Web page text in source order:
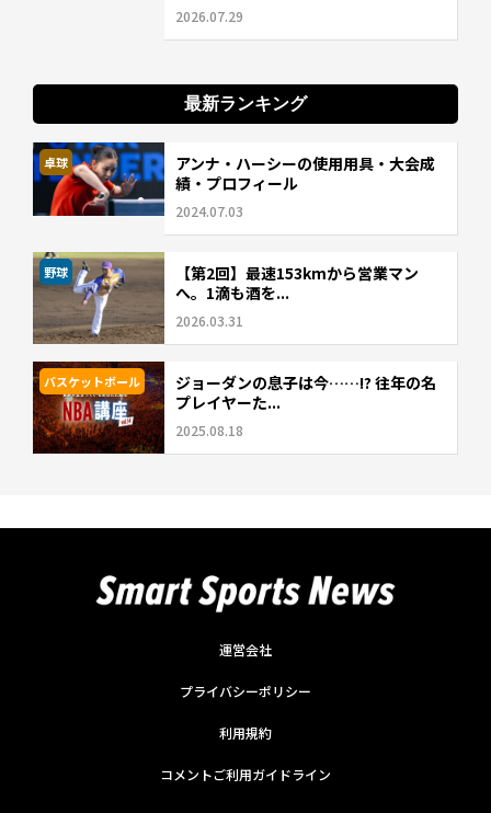
2026.07.29
最新ランキング
卓球
アンナ・ハーシーの使用用具・大会成
績・プロフィール
2024.07.03
野球
【第2回】最速153kmから営業マン
へ。1滴も酒を...
2026.03.31
バスケットボール
ジョーダンの息子は今……!? 往年の名
プレイヤーた...
2025.08.18
運営会社
プライバシーポリシー
利用規約
コメントご利用ガイドライン